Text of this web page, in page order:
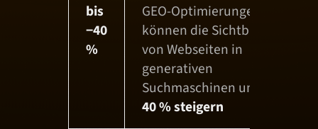
bis
−40
%
GEO-Optimierungen
können die Sichtbarkeit
von Webseiten in
generativen
Suchmaschinen um bis zu
40 % steigern